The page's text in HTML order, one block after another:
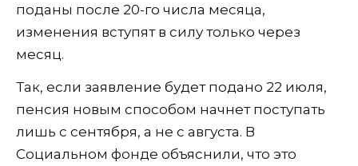
поданы после 20-го числа месяца,
изменения вступят в силу только через
месяц.
Так, если заявление будет подано 22 июля,
пенсия новым способом начнет поступать
лишь с сентября, а не с августа. В
Социальном фонде объяснили, что это